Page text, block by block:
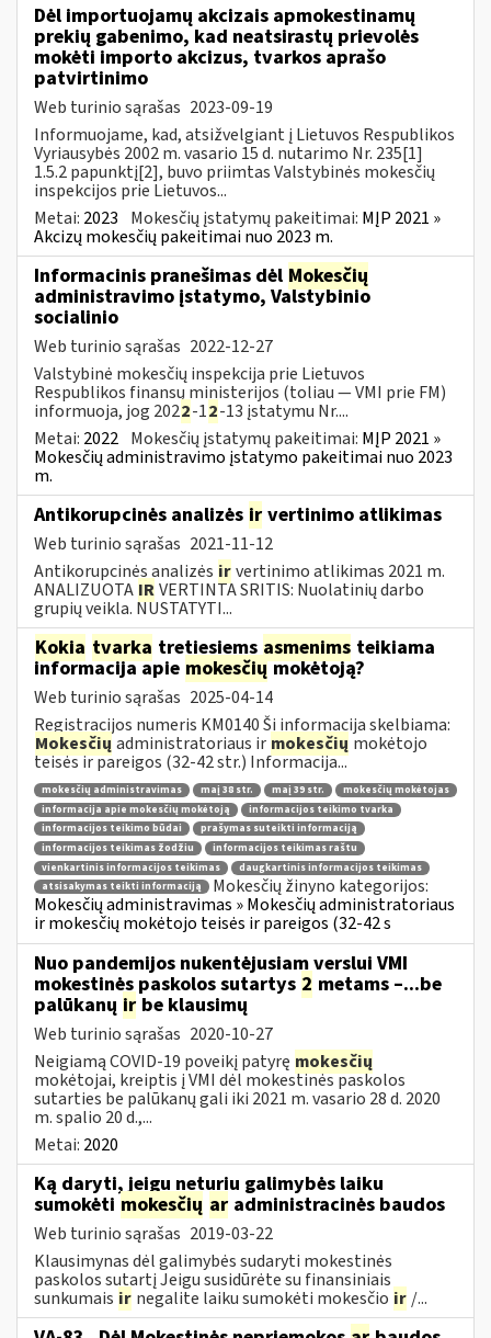
Dėl importuojamų akcizais apmokestinamų
prekių gabenimo, kad neatsirastų prievolės
mokėti importo akcizus, tvarkos aprašo
patvirtinimo
Web turinio sąrašas 2023-09-19
Informuojame, kad, atsižvelgiant į Lietuvos Respublikos
Vyriausybės 2002 m. vasario 15 d. nutarimo Nr. 235[1]
1.5.2 papunktį[2], buvo priimtas Valstybinės mokesčių
inspekcijos prie Lietuvos...
Metai: 2023 Mokesčių įstatymų pakeitimai: MĮP 2021 »
Akcizų mokesčių pakeitimai nuo 2023 m.
Informacinis pranešimas dėl Mokesčių
administravimo įstatymo, Valstybinio
socialinio
Web turinio sąrašas 2022-12-27
Valstybinė mokesčių inspekcija prie Lietuvos
Respublikos finansų ministerijos (toliau — VMI prie FM)
informuoja, jog 2022-12-13 įstatymu Nr....
Metai: 2022 Mokesčių įstatymų pakeitimai: MĮP 2021 »
Mokesčių administravimo įstatymo pakeitimai nuo 2023
m.
Antikorupcinės analizės ir vertinimo atlikimas
Web turinio sąrašas 2021-11-12
Antikorupcinės analizės irvertinimo atlikimas 2021 m.
ANALIZUOTA IRVERTINTA SRITIS: Nuolatinių darbo
grupių veikla. NUSTATYTI...
Kokia tvarka tretiesiems asmenims teikiama
informacija apie mokesčiųmokėtoją?
Web turinio sąrašas 2025-04-14
Registracijos numeris KM0140 Ši informacija skelbiama:
Mokesčių administratoriaus ir mokesčių mokėtojo
teisės ir pareigos (32-42 str.) Informacija...
mokesčių administravimas maį 38 str. maį 39 str.
mokesčių mokėtojas
informacija apie mokesčių mokėtoją
informacijos teikimo tvarka
informacijos teikimo būdai
prašymas suteikti informaciją
informacijos teikimas žodžiu
informacijos teikimas raštu
vienkartinis informacijos teikimas
daugkartinis informacijos teikimas
atsisakymas teikti informaciją
Mokesčių žinyno kategorijos:
Mokesčių administravimas » Mokesčių administratoriaus
ir mokesčių mokėtojo teisės ir pareigos (32-42 s
Nuo pandemijos nukentėjusiam verslui VMI
mokestinės paskolos sutartys 2 metams –...be
palūkanų ir be klausimų
Web turinio sąrašas 2020-10-27
Neigiamą COVID-19 poveikį patyrę mokesčių
mokėtojai, kreiptis į VMI dėl mokestinės paskolos
sutarties be palūkanų gali iki 2021 m. vasario 28 d. 2020
m. spalio 20 d.,...
Metai: 2020
Ką daryti, jeigu neturiu galimybės laiku
sumokėti mokesčių ar administracinės baudos
Web turinio sąrašas 2019-03-22
Klausimynas dėl galimybės sudaryti mokestinės
paskolos sutartį Jeigu susidūrėte su finansiniais
sunkumais ir negalite laiku sumokėti mokesčio ir /...